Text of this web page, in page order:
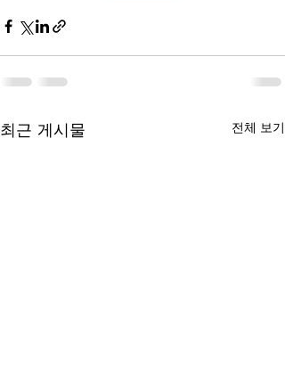
최근 게시물 전체 보기